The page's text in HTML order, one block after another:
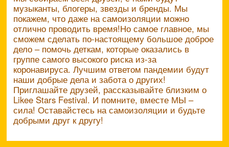
музыканты, блогеры, звезды и бренды. Мы
покажем, что даже на самоизоляции можно
отлично проводить время!Но самое главное, мы
сможем сделать по-настоящему большое доброе
дело – помочь деткам, которые оказались в
группе самого высокого риска из-за
коронавируса. Лучшим ответом пандемии будут
наши добрые дела и забота о других!
Приглашайте друзей, рассказывайте близким о
Likee Stars Festival. И помните, вместе МЫ –
сила! Оставайстесь на самоизоляции и будьте
добрыми друг к другу!